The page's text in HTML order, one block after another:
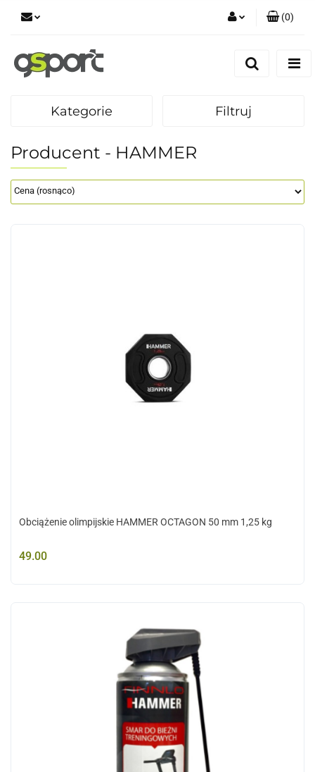
Zgody cookies
(0)
Kategorie Filtruj
Producent - HAMMER
Obciążenie olimpijskie HAMMER OCTAGON 50 mm 1,25 kg
49.00